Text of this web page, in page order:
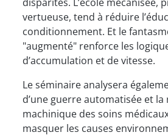
vertueuse, tend à réduire
conditionnement. Et le
"augmenté" renforce les
d’accumulation et de vitesse.
Le séminaire analysera
d’une guerre automatisée et
machinique des soins
masquer les causes